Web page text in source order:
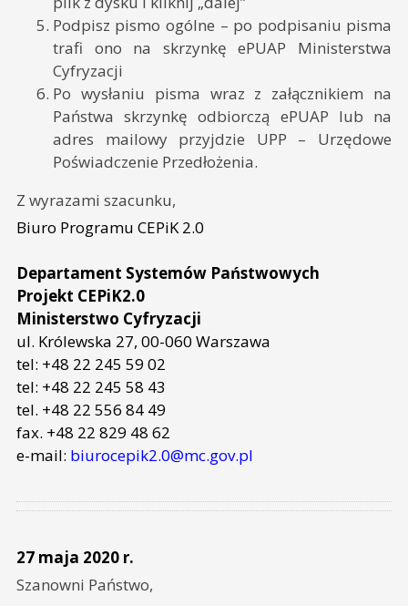
Podpisz pismo ogólne – po podpisaniu pisma
trafi ono na skrzynkę ePUAP Ministerstwa
Cyfryzacji
Po wysłaniu pisma wraz z załącznikiem na
Państwa skrzynkę odbiorczą ePUAP lub na
adres mailowy przyjdzie UPP – Urzędowe
Poświadczenie Przedłożenia.
Z wyrazami szacunku,
Biuro Programu CEPiK 2.0
Departament Systemów Państwowych
Projekt CEPiK2.0
Ministerstwo Cyfryzacji
ul. Królewska 27, 00-060 Warszawa
tel: +48 22 245 59 02
tel: +48 22 245 58 43
tel. +48 22 556 84 49
fax. +48 22 829 48 62
e-mail: biurocepik2.0@mc.gov.pl
27 maja 2020 r.
Szanowni Państwo,